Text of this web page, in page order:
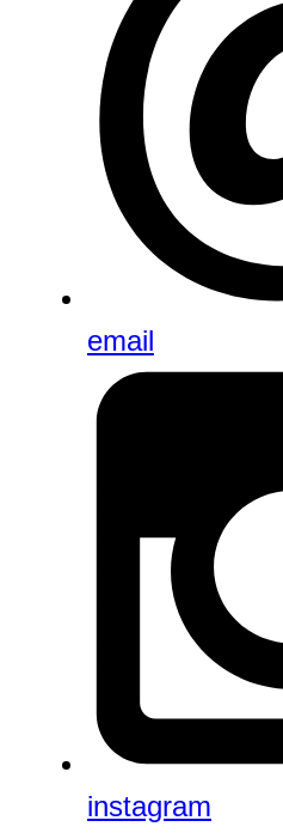
email
instagram